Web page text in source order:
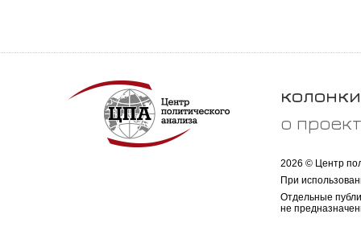
колонки
о
2026 © Центр
При
Отдельные
не